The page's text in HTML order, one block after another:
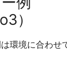
）
環境に合わせ